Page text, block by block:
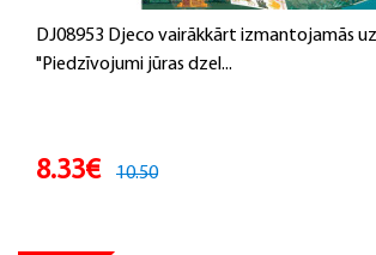
DJ08953 Djeco vairākkārt izmantojamās
"Piedzīvojumi jūras dzel...
8.33€ 10.50